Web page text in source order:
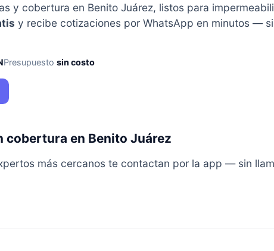
y cobertura en Benito Juárez, listos para
y recibe cotizaciones por WhatsApp en minutos —
Presupuesto sin costo
cobertura en Benito Juárez
más cercanos te contactan por la app — sin